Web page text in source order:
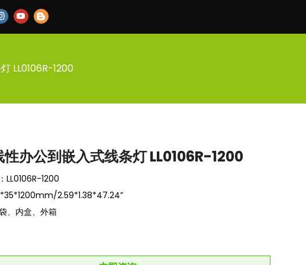
LL0106R-1200
办公到嵌入式线条灯 LL0106R-1200
LL0106R-1200
2.59*1.38*47.24”
、内盒、外箱